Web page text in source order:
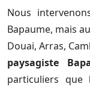
Nous
Bapaume, mais
Douai, Arras,
paysagiste
particuliers que